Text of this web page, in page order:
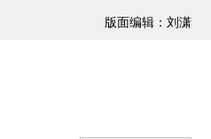
版面编辑：刘潇